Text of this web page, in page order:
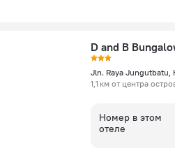
D and B
Jln. Raya Jungutbatu,
1,1 км от центра
Номер в этом
отеле